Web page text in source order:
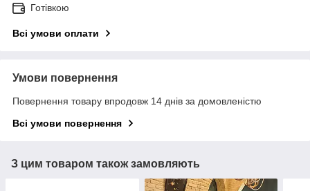
Готівкою
Всі умови оплати
Умови повернення
Повернення товару впродовж 14 днів за домовленістю
Всі умови повернення
З цим товаром також замовляють